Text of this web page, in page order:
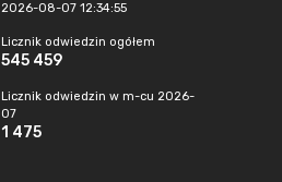
2026-08-07 12:34:55
Licznik odwiedzin ogółem
545 459
Licznik odwiedzin w m-cu 2026-
07
1 475